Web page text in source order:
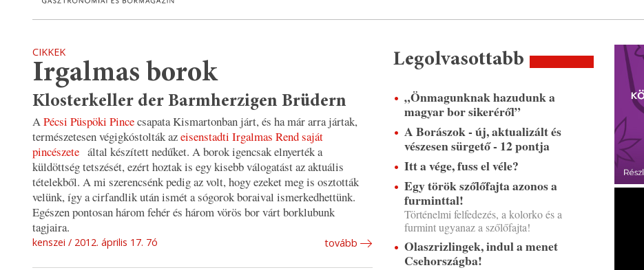
CIKKEK
Irgalmas borok
Klosterkeller der Barmherzigen Brüdern
APécsi Püspöki Pincecsapata Kismartonban járt, és ha már arra jártak,
természetesen végigkóstolták azeisenstadti Irgalmas Rend saját
pincészete által készített nedűket. A borok igencsak elnyerték a
küldöttség tetszését, ezért hoztak is egy kisebb válogatást az aktuális
tételekből. A mi szerencsénk pedig az volt, hogy ezeket meg is osztották
velünk, így a cirfandlik után ismét a sógorok boraival ismerkedhettünk.
Egészen pontosan három fehér és három vörös bor várt borklubunk
tagjaira.
kenszei 2012. április 17. 7ó tovább
Legolvasottabb
„Önmagunknak hazudunk a
magyar bor sikeréről”
A Borászok - új, aktualizált és
vészesen sürgető - 12 pontja
Itt a vége, fuss el véle?
Egy török szőlőfajta azonos a
furminttal!
Történelmi felfedezés, a kolorko és a
furmint ugyanaz a szőlőfajta!
Olaszrizlingek, indul a menet
Csehországba!